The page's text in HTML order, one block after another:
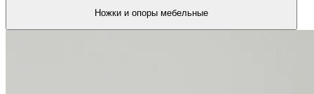
Ножки и опоры мебельные